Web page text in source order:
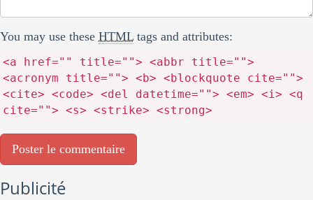
You may use these HTML tags and attributes:
<a href="" title=""> <abbr title="">
<acronym title=""> <b> <blockquote cite="">
<cite> <code> <del datetime=""> <em> <i> <q
cite=""> <s> <strike> <strong>
Publicité